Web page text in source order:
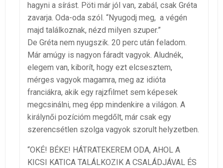
hagyni a sírást. Pöti már jól van, zabál, csak Gréta
zavarja. Oda-oda szól. “Nyugodj meg, a végén
majd találkoznak, nézd milyen szuper.”
De Gréta nem nyugszik. 20 perc után feladom.
Már amúgy is nagyon fáradt vagyok. Aludnék,
elegem van, kiborít, hogy ezt elcsesztem,
mérges vagyok magamra, meg az idióta
franciákra, akik egy rajzfilmet sem képesek
megcsinálni, meg épp mindenkire a világon. A
királynői pozícióm megdőlt, már csak egy
szerencsétlen szolga vagyok szorult helyzetben.
“OKÉ! BÉKE! HÁTRATEKEREM ODA, AHOL A
KICSI KATICA TALÁLKOZIK A CSALÁDJÁVAL ÉS